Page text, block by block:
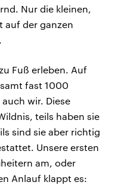
Nur die kleinen,
auf der ganzen
Fuß erleben. Auf
fast 1000
wir. Diese
teils haben sie
sind sie aber richtig
Unsere ersten
am, oder
Anlauf klappt es: